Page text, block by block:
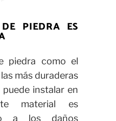
PIEDRA ES
piedra como el
más duraderas
instalar en
material es
a los daños